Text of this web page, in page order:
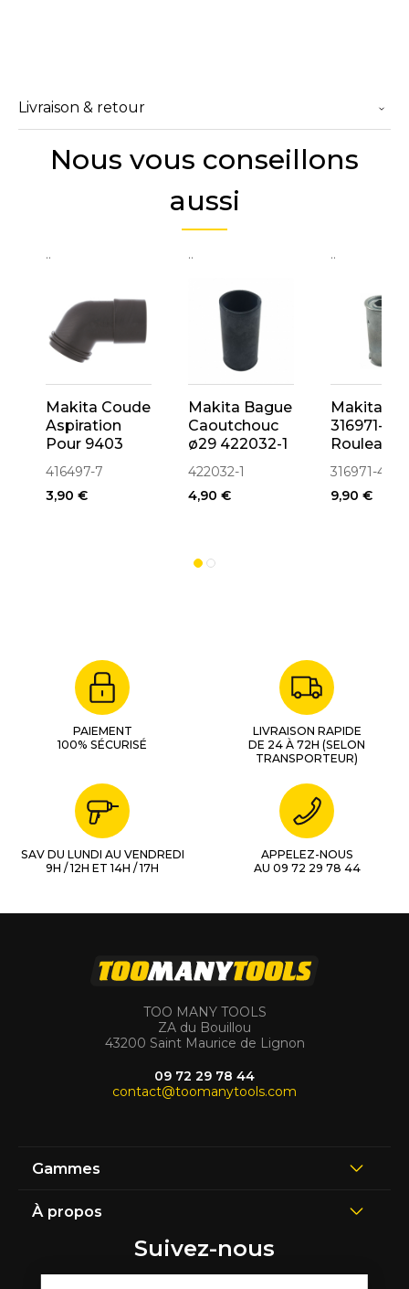
Livraison & retour
Nous vous conseillons
aussi
..
Makita Coude
Aspiration
Pour 9403
(416497-7)
416497-7
3,90 €
..
Makita Bague
Caoutchouc
ø29 422032-1
422032-1
4,90 €
..
Makita
316971-4
Rouleau
Entraîneur
pour
ponceuse
316971-4
9,90 €
PAIEMENT
100% SÉCURISÉ
LIVRAISON RAPIDE
DE 24 À 72H (SELON
TRANSPORTEUR)
SAV DU LUNDI AU VENDREDI
9H / 12H ET 14H / 17H
APPELEZ-NOUS
AU 09 72 29 78 44
TOO MANY TOOLS
ZA du Bouillou
43200 Saint Maurice de Lignon
09 72 29 78 44
contact@toomanytools.com
Gammes
À propos
Suivez-nous